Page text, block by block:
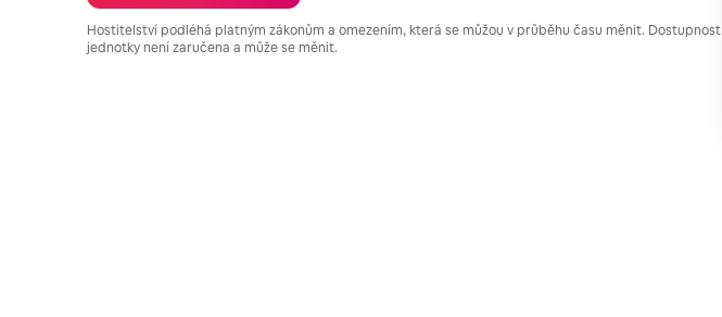
Hostitelství podléhá platným zákonům a omezením, která se můžou v průběhu času měnit. Dostupnost
jednotky není zaručena a může se měnit.